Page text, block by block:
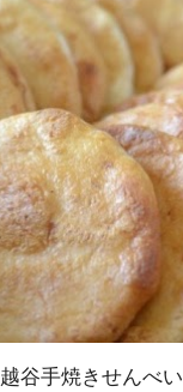
越谷手焼きせんべい